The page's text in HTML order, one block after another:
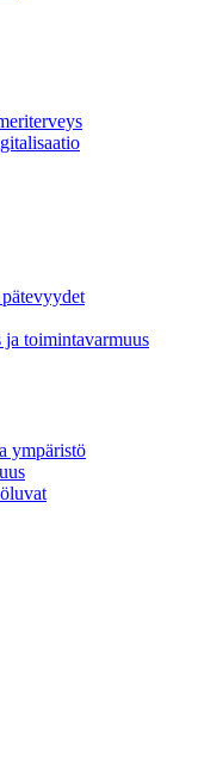
toimintavarmuus
ympäristö